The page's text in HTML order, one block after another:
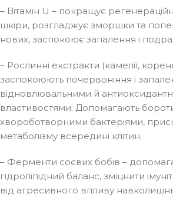
– Вітамін U – покращує
шкіри, розгладжує зморшки та
нових, заспокоює запалення і
– Рослинні екстракти (камелії,
заспокоюють почервоніння і
відновлювальними й
властивостями. Допомагають
хвороботворними бактеріями,
метаболізму всередині клітин.
– Ферменти соєвих бобів –
гідроліпідний баланс, зміцнити
від агресивного впливу